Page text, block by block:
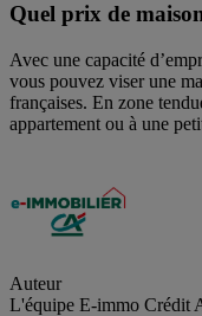
Quel prix de
Avec une capacité
vous pouvez viser une
françaises. En zone
appartement ou à une
Auteur
L'équipe E-immo Crédit